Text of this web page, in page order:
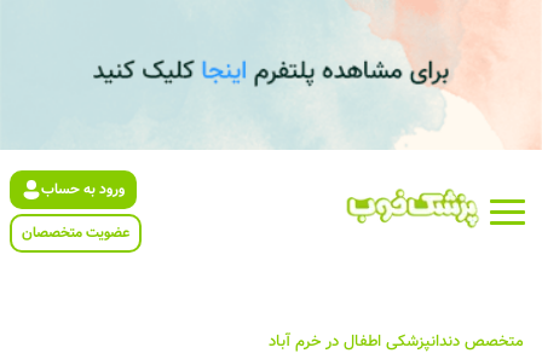
ورود به حساب
عضویت متخصصان
متخصص دندانپزشکی اطفال در خرم آباد